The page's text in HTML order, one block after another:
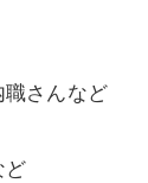
さんなど
ど